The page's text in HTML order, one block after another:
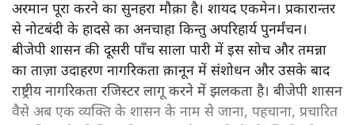
अरमान पूरा करने का सुनहरा मौक़ा है। शायद एकमेन। प्रकारान्तर
से नोटबंदी के हादसे का अनचाहा किन्तु अपरिहार्य पुनर्मंचन।
बीजेपी शासन की दूसरी पाँच साला पारी में इस सोच और तमन्ना
का ताज़ा उदाहरण नागरिकता क़ानून में संशोधन और उसके बाद
राष्ट्रीय नागरिकता रजिस्टर लागू करने में झलकता है। बीजेपी शासन
वैसे अब एक व्यक्ति के शासन के नाम से जाना, पहचाना, प्रचारित